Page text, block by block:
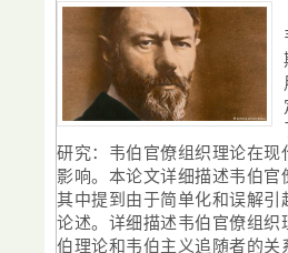
研究：韦伯官僚组织理论在
影响。本论文详细描述韦伯官
其中提到由于简单化和误解
论述。详细描述韦伯官僚组
伯理论和韦伯主义追随者的